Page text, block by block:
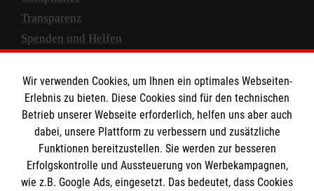
Transparenz
Spenden und Helfen
Empfänger: Malteser Hilfsdienst e.V.
IBAN: DE10 3706 0120 1201 2000 12
BIC: GENODED 1PA7
Wir verwenden Cookies, um Ihnen ein optimales Webseiten-
Erlebnis zu bieten. Diese Cookies sind für den technischen
Betrieb unserer Webseite erforderlich, helfen uns aber auch
dabei, unsere Plattform zu verbessern und zusätzliche
Funktionen bereitzustellen. Sie werden zur besseren
Erfolgskontrolle und Aussteuerung von Werbekampagnen,
wie z.B. Google Ads, eingesetzt. Das bedeutet, dass Cookies